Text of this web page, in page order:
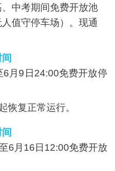
中考期间免费开放池
值守停车场）。现通
月9日24:00免费开放停
恢复正常运行。
6月16日12:00免费开放